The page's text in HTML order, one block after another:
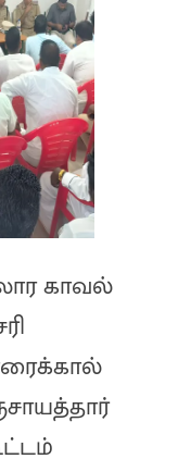
காவல்